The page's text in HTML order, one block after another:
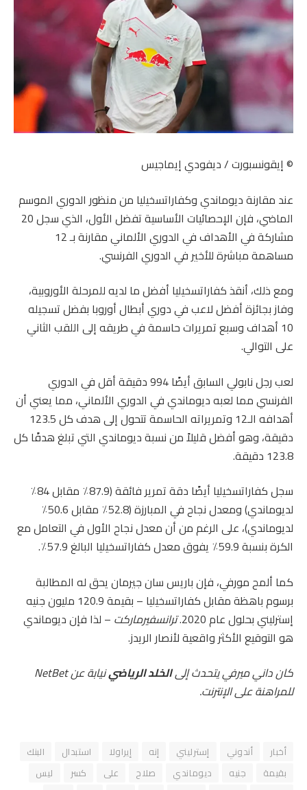
© إيقونسبورت / ديفودي إيماجيس
عند مقارنة ديوماندي وكفاراتسخيليا من منظور الدوري الموسم
الماضي، فإن الإحصائيات الأساسية تفضل الأول، الذي سجل 20
مشاركة في الأهداف في الدوري الألماني مقارنة بـ 12
مساهمة مباشرة للأخير في الدوري الفرنسي.
ومع ذلك، أنقذ كفاراتسخيليا أفضل ما لديه للمرحلة الأوروبية،
وفاز بجائزة أفضل لاعب في دوري أبطال أوروبا بفضل تسجيله
10 أهداف وسبع تمريرات حاسمة في طريقه إلى اللقب الثاني
على التوالي.
لعب رجل نابولي السابق أيضًا 994 دقيقة أقل في الدوري
الفرنسي مما لعبه ديوماندي في الدوري الألماني، مما يعني أن
أهدافه الـ12 وتمريراته الحاسمة تتحول إلى هدف كل 123.5
دقيقة، وهو أفضل قليلاً من نسبة ديوماندي التي تبلغ هدفًا كل
123.8 دقيقة.
سجل كفاراتسخيليا أيضًا دقة تمرير فائقة (87.9٪ مقابل 84٪
لديوماندي) ومعدل نجاح في المبارزة (52.8٪ مقابل 50.6٪
لديوماندي)، على الرغم من أن معدل نجاح الأول في التعامل مع
الكرة بنسبة 59.9٪ يفوق معدل كفاراتسخيليا البالغ 57.9٪.
كما ألمح مورفي، فإن باريس سان جيرمان يحق له المطالبة
برسوم باهظة مقابل كفاراتسخيليا – بقيمة 120.9 مليون جنيه
إسترليني بحلول عام 2020.
ترانسفيرماركت – لذا فإن ديوماندي
هو التوقيع الأكثر واقعية لأنصار الريدز.
كان داني ميرفي يتحدث إلىالخلد الرياضي
نيابة عن NetBet
للمراهنة على الإنترنت.
أخبار أندوني إسترليني إنه إيراولا استبدال
البنك
بقيمة
جنيه ديوماندي صلاح على كسر
ليس